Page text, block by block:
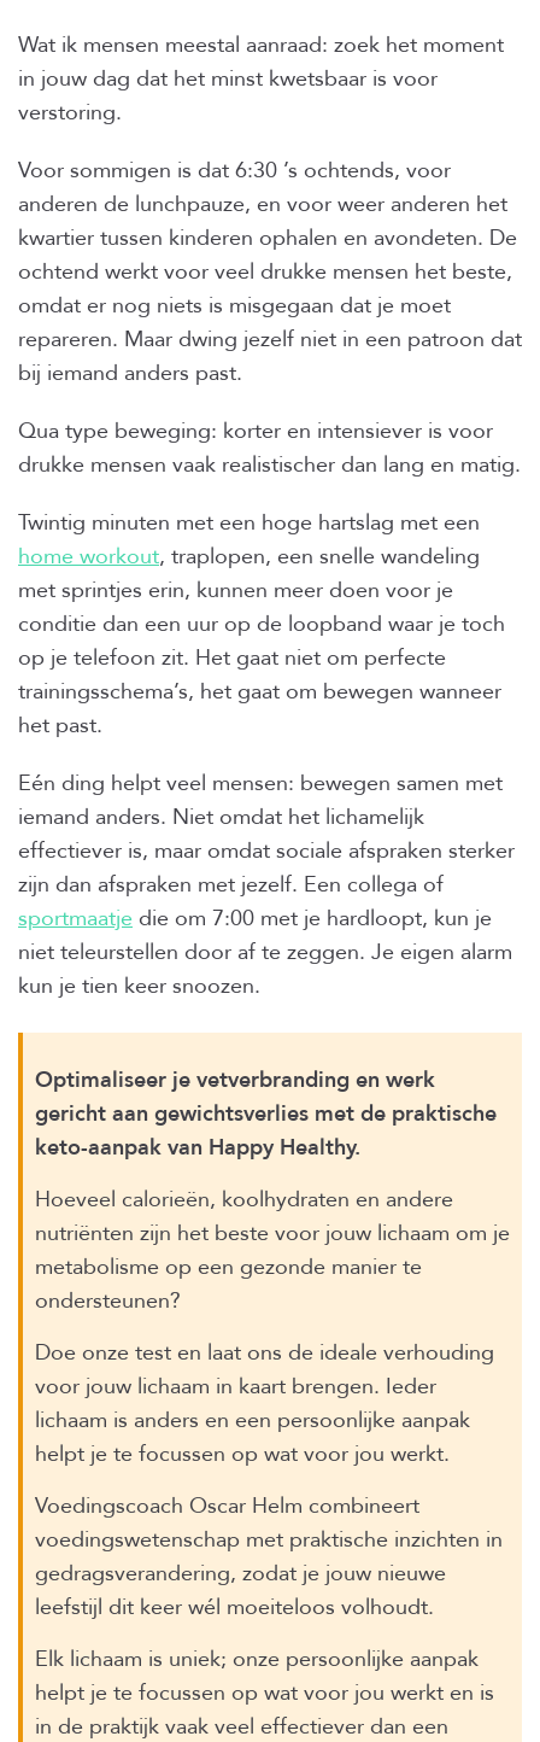
Wat ik mensen meestal aanraad: zoek het moment
in jouw dag dat het minst kwetsbaar is voor
verstoring.
Voor sommigen is dat 6:30 ’s ochtends, voor
anderen de lunchpauze, en voor weer anderen het
kwartier tussen kinderen ophalen en avondeten. De
ochtend werkt voor veel drukke mensen het beste,
omdat er nog niets is misgegaan dat je moet
repareren. Maar dwing jezelf niet in een patroon dat
bij iemand anders past.
Qua type beweging: korter en intensiever is voor
drukke mensen vaak realistischer dan lang en matig.
Twintig minuten met een hoge hartslag met een
home workout, traplopen, een snelle wandeling
met sprintjes erin, kunnen meer doen voor je
conditie dan een uur op de loopband waar je toch
op je telefoon zit. Het gaat niet om perfecte
trainingsschema’s, het gaat om bewegen wanneer
het past.
Eén ding helpt veel mensen: bewegen samen met
iemand anders. Niet omdat het lichamelijk
effectiever is, maar omdat sociale afspraken sterker
zijn dan afspraken met jezelf. Een collega of
sportmaatje die om 7:00 met je hardloopt, kun je
niet teleurstellen door af te zeggen. Je eigen alarm
kun je tien keer snoozen.
Optimaliseer je vetverbranding en werk
gericht aan gewichtsverlies met de praktische
keto-aanpak van Happy Healthy.
Hoeveel calorieën, koolhydraten en andere
nutriënten zijn het beste voor jouw lichaam om je
metabolisme op een gezonde manier te
ondersteunen?
Doe onze test en laat ons de ideale verhouding
voor jouw lichaam in kaart brengen. Ieder
lichaam is anders en een persoonlijke aanpak
helpt je te focussen op wat voor jou werkt.
Voedingscoach Oscar Helm combineert
voedingswetenschap met praktische inzichten in
gedragsverandering, zodat je jouw nieuwe
leefstijl dit keer wél moeiteloos volhoudt.
Elk lichaam is uniek; onze persoonlijke aanpak
helpt je te focussen op wat voor jou werkt en is
in de praktijk vaak veel effectiever dan een